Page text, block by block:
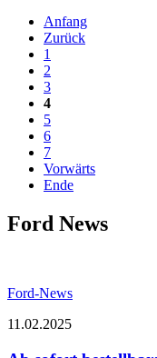
Anfang
Zurück
1
2
3
4
5
6
7
Vorwärts
Ende
Ford News
Ford-News
11.02.2025